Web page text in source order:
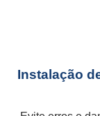
Instalação